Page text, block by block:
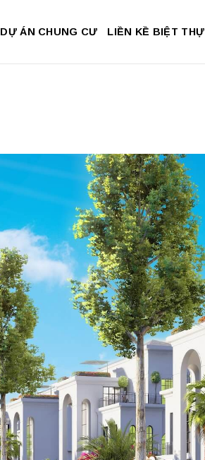
DỰ ÁN CHUNG CƯ LIỀN KỀ BIỆT THỰ